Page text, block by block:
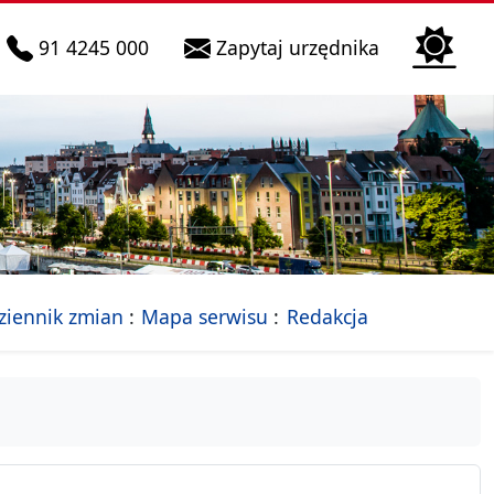
telefon do infolinii:
91 4245 000 Zapytaj urzędnika Biura
strona Miasta Szczecin
zmian Mapa serwisu - drzewko rozdziałów
Redakcja